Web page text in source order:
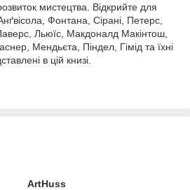
мистецтва. Відкрийте для
Фонтана, Сірані, Петерс,
Льюїс, Макдоналд Макінтош,
Мендьєта, Піндел, Гімід та їхні
в цій книзі.
ArtHuss